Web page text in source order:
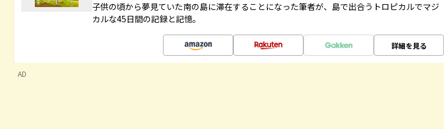
子供の頃から夢見ていた南の島に滞在することになった筆者が、島で出合うトロピカルでマジ
カルな45日間の記録と記憶。
詳細を見る
AD